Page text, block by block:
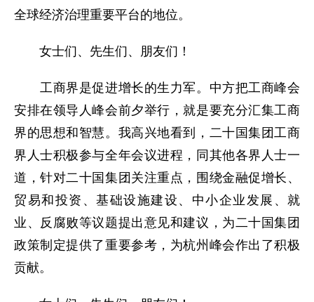
全球经济治理重要平台的地位。
女士们、先生们、朋友们！
工商界是促进增长的生力军。中方把工商峰会
安排在领导人峰会前夕举行，就是要充分汇集工商
界的思想和智慧。我高兴地看到，二十国集团工商
界人士积极参与全年会议进程，同其他各界人士一
道，针对二十国集团关注重点，围绕金融促增长、
贸易和投资、基础设施建设、中小企业发展、就
业、反腐败等议题提出意见和建议，为二十国集团
政策制定提供了重要参考，为杭州峰会作出了积极
贡献。